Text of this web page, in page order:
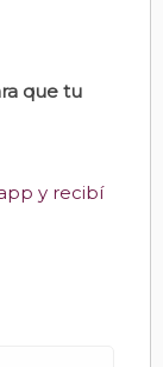
que tu
y recibí